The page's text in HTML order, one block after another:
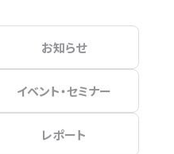
お知らせ
イベント・セミナー
レポート